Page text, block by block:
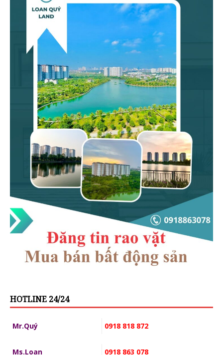
HOTLINE 24/24
Mr.Quý 0918 818 872
Ms.Loan 0918 863 078